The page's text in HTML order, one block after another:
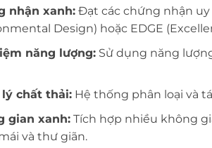
nhận xanh:Đạt các chứng nhận uy
Design) hoặc EDGE
năng lượng:Sử dụng năng
lý chất thải:Hệ thống phân loại và
gian xanh:Tích hợp nhiều không
và thư giãn.